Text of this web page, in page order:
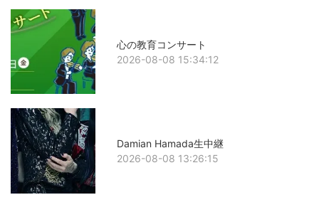
心の教育コンサート
2026-08-08 15:34:12
Damian Hamada生中継
2026-08-08 13:26:15